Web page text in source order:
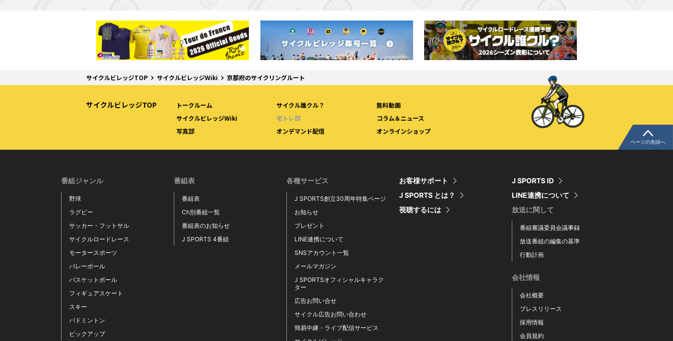
サイクルビレッジTOP サイクルビレッジWiki 京都府のサイクリングルート
サイクルビレッジTOP
トークルーム
サイクルビレッジWiki
写真部
サイクル誰クル？
宅トレ部
オンデマンド配信
無料動画
コラム＆ニュース
オンラインショップ
番組ジャンル
野球
ラグビー
サッカー・フットサル
サイクルロードレース
モータースポーツ
バレーボール
バスケットボール
フィギュアスケート
スキー
バドミントン
ピックアップ
番組表
番組表
Ch別番組一覧
番組表のお知らせ
J SPORTS 4番組
各種サービス
J SPORTS創立30周年特集ページ
お知らせ
プレゼント
LINE連携について
SNSアカウント一覧
メールマガジン
J SPORTSオフィシャルキャラク
ター
広告お問い合せ
サイクル広告お問い合わせ
簡易中継・ライブ配信サービス
お客様サポート
J SPORTS とは？
視聴するには
J SPORTS ID
LINE連携について
放送に関して
番組審議委員会議事録
放送番組の編集の基準
行動計画
会社情報
会社概要
プレスリリース
採用情報
会員規約
ページの先頭へ